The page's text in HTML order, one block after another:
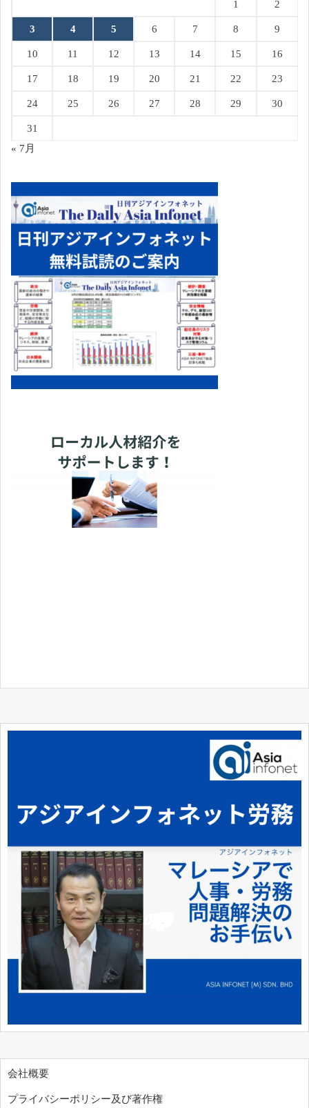
1 2
3 4 5 6 7 8 9
10 11 12 13 14 15 16
17 18 19 20 21 22 23
24 25 26 27 28 29 30
31
« 7月
会社概要
プライバシーポリシー及び著作権